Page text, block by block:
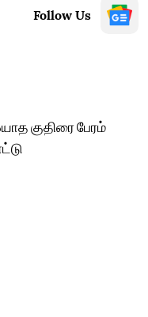
Follow Us
குதிரை பேரம்